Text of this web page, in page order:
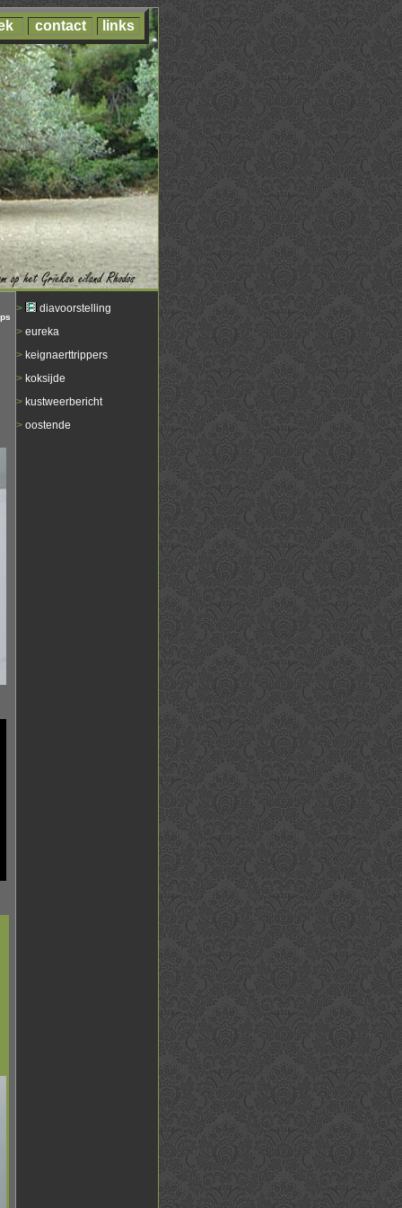
contact links
>
diavoorstelling
> eureka
> keignaerttrippers
> koksijde
> kustweerbericht
> oostende